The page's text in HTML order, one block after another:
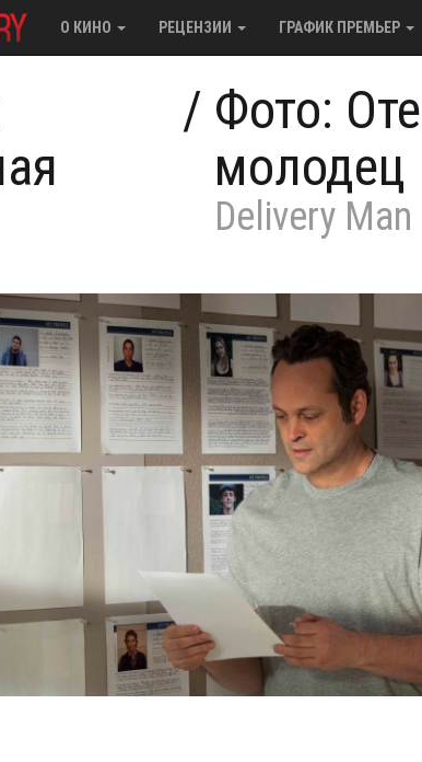
О КИНО РЕЦЕНЗИИ ГРАФИК ПРЕМЬЕР
/ Фото:
молодец
Delivery Man